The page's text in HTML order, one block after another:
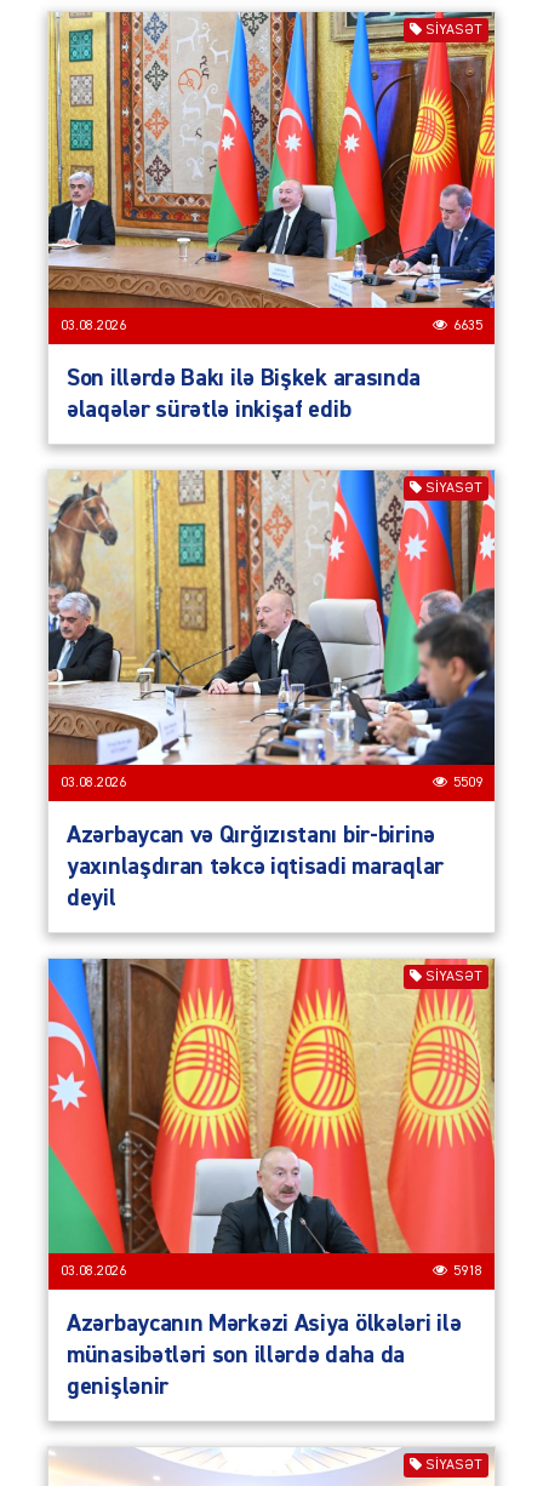
SIYASƏT
03.08.2026 6635
Son illərdə Bakı ilə Bişkek arasında
əlaqələr sürətlə inkişaf edib
SIYASƏT
03.08.2026 5509
Azərbaycan və Qırğızıstanı bir-birinə
yaxınlaşdıran təkcə iqtisadi maraqlar
deyil
SIYASƏT
03.08.2026 5918
Azərbaycanın Mərkəzi Asiya ölkələri ilə
münasibətləri son illərdə daha da
genişlənir
SIYASƏT